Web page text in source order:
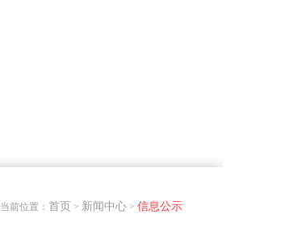
当前位置： 首页 > 新闻中心 > 信息公示